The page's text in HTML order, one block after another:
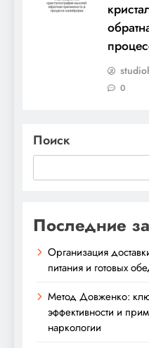
0
Поиск
Последние
Организация
питания и готовых
Метод Довженко:
эффективности и
наркологии